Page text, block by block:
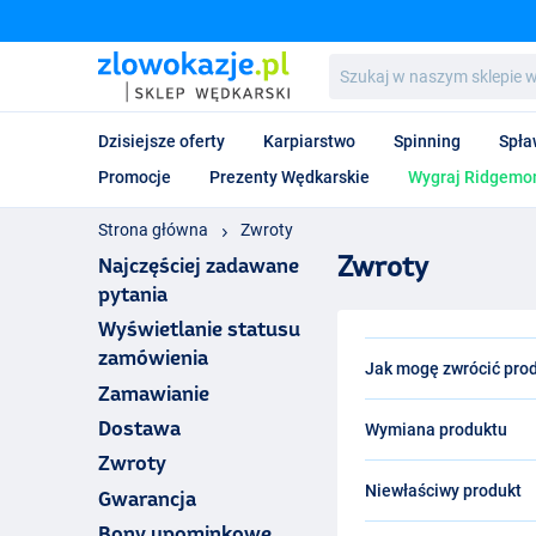
w
naszym
wędkarskim...
Dzisiejsze oferty Karpiarstwo Spinning
Promocje
Prezenty Wędkarskie Wygraj
Strona główna Zwroty
Najczęściej zadawane
pytania
Wyświetlanie statusu
zamówienia
Zamawianie
Dostawa
Zwroty
Gwarancja
Zwroty
Jak mogę zwrócić
sprzedaży bez
bardzo proste.
Numer ten można
Wymiana produktu
przypadku radzimy
nowe zamówienie za
Niewłaściwy produkt